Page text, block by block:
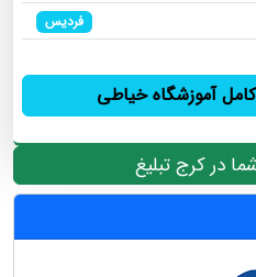
فردیس
آموزشگاه خیاطی
در کرج تبلیغ